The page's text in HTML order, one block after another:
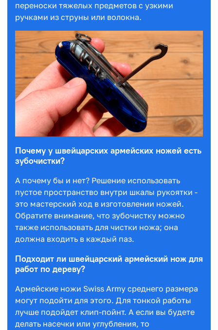
переноски тяжелых предметов с узкими
ручками из струны или волокна.
Почему у швейцарских армейских ножей есть
зубочистки?
А почему бы и нет? Решение использовать
пустое пространство внутри шкалы рукоятки -
это мастерский ход в изготовлении ножей.
Обратите внимание, что зубочистку можно
также использовать для чистки ножа; она
должна входить в каждый паз.
Подходит ли швейцарский армейский нож для
работ по дереву?
Армейские ножи Swiss Army среднего размера
могут подойти для этого. Для тонкой работы
лучше подойдет клип-пойнт. А если вы будете
делать насечки или углубления, то